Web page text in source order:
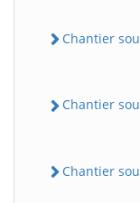
Chantier
Chantier
Chantier